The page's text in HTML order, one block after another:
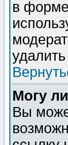
в
удалить
Могу
Вы